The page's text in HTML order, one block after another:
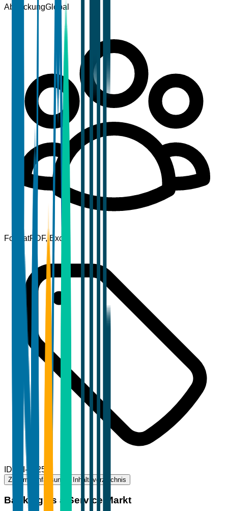
AbdeckungGlobal
FormatPDF, Excel
IDTBI-12258
Zusammenfassung Inhaltsverzeichnis
Banking as a Service Markt